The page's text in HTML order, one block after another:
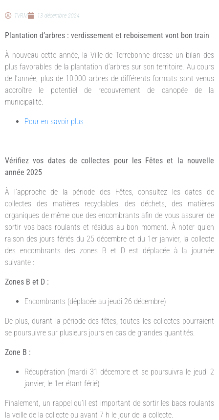
TVRM 13 décembre 2024
Plantation d’arbres : verdissement et reboisement vont bon train
À nouveau cette année, la Ville de Terrebonne dresse un bilan des
plus favorables de la plantation d’arbres sur son territoire. Au cours
de l’année, plus de 10 000 arbres de différents formats sont venus
accroître le potentiel de recouvrement de canopée de la
municipalité.
Pour en savoir plus
Vérifiez vos dates de collectes pour les Fêtes et la nouvelle
année 2025
À l’approche de la période des Fêtes, consultez les dates de
collectes des matières recyclables, des déchets, des matières
organiques de même que des encombrants afin de vous assurer de
sortir vos bacs roulants et résidus au bon moment. À noter qu’en
raison des jours fériés du 25 décembre et du 1er janvier, la collecte
des encombrants des zones B et D est déplacée à la journée
suivante :
Zones B et D :
Encombrants (déplacée au jeudi 26 décembre)
De plus, durant la période des fêtes, toutes les collectes pourraient
se poursuivre sur plusieurs jours en cas de grandes quantités.
Zone B :
Récupération (mardi 31 décembre et se poursuivra le jeudi 2
janvier, le 1er étant férié)
Finalement, un rappel qu’il est important de sortir les bacs roulants
la veille de la collecte ou avant 7 h le jour de la collecte.